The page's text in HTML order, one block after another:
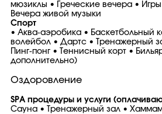
мюзиклы • Греческие вечера •
Вечера живой музыки
Спорт
• Аква-аэробика • Баскетбольный
волейбол • Дартс • Тренажерный
Пинг-понг • Теннисный корт •
дополнительно)
Оздоровление
SPA процедуры и услуги
Сауна • Тренажерный зал •